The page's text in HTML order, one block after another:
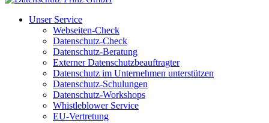
Unser Service
Webseiten-Check
Datenschutz-Check
Datenschutz-Beratung
Externer Datenschutzbeauftragter
Datenschutz im Unternehmen unterstützen
Datenschutz-Schulungen
Datenschutz-Workshops
Whistleblower Service
EU-Vertretung